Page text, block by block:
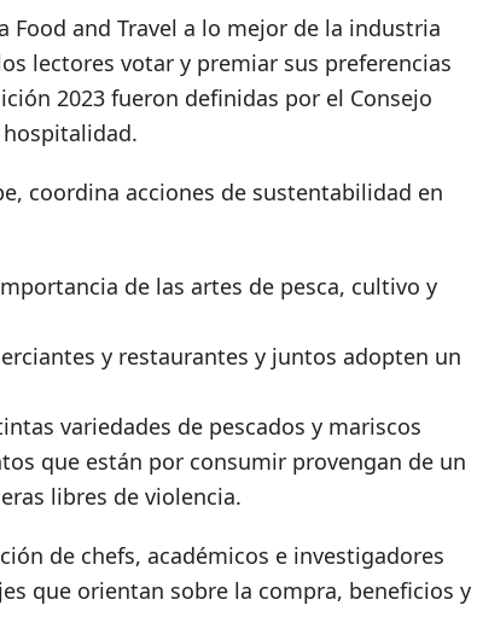
Food and Travel a lo mejor de la industria
lectores votar y premiar sus preferencias
2023 fueron definidas por el Consejo
coordina acciones de sustentabilidad en
de las artes de pesca, cultivo y
y restaurantes y juntos adopten un
variedades de pescados y mariscos
que están por consumir provengan de un
libres de violencia.
de chefs, académicos e investigadores
que orientan sobre la compra, beneficios y